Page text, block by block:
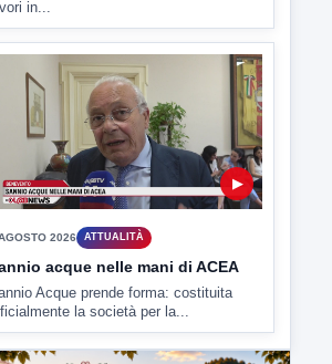
sulla Telesina il Comitato
372 chiede l'impiego dei
e disagi sulla Telesina a causa dei
in...